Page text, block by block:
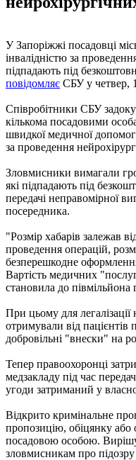
У Запоріжжі посадовці
інвалідністю за
підпадають під
повідомляє СБУ у четвер,
Співробітники СБУ
кількома посадовими
швидкої медичної
за проведення
Зловмисники вимагали
які підпадають під
передачі неправомірної
посередника.
"Розмір хабарів залежав
проведення операцій,
безперешкодне
Вартість медичних
становила до півмільйона
При цьому для легалізації
отримували від пацієнтів
добровільні "внески" на
Тепер правоохоронці
медзакладу під час
угоди затриманий у
Відкрито кримінальне
пропозицію, обіцянку або
посадовою особою.
зловмисникам про